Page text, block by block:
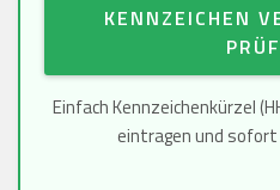
KENNZEICHEN
Einfach Kennzeichenkürzel
eintragen und